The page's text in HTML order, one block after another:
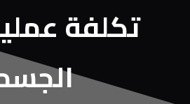
تكلفة